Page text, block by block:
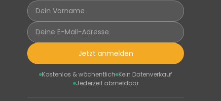
Jetzt anmelden
Kostenlos & wöchentlich Kein Datenverkauf
Jederzeit abmeldbar